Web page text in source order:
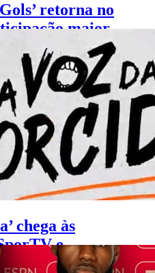
retorna no
maior
chega às
e